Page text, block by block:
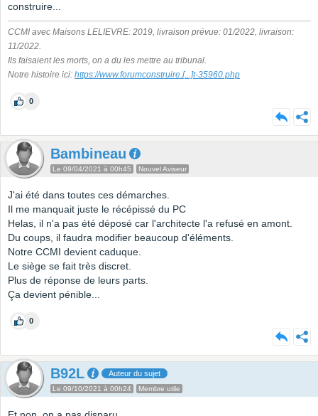
construire...
CCMI avec Maisons LELIEVRE: 2019, livraison prévue: 01/2022, livraison:
11/2022.
Ils faisaient les morts, on a du les mettre au tribunal.
Notre histoire ici: https://www.forumconstruire.[...]t-35960.php
0
Bambineau
Le 09/04/2021 à 00h45 Nouvel Aviseur
J'ai été dans toutes ces démarches.
Il me manquait juste le récépissé du PC
Helas, il n'a pas été déposé car l'architecte l'a refusé en amont.
Du coups, il faudra modifier beaucoup d'éléments.
Notre CCMI devient caduque.
Le siège se fait très discret.
Plus de réponse de leurs parts.
Ça devient pénible...
0
B92L Auteur du sujet
Le 09/10/2021 à 00h24 Membre utile